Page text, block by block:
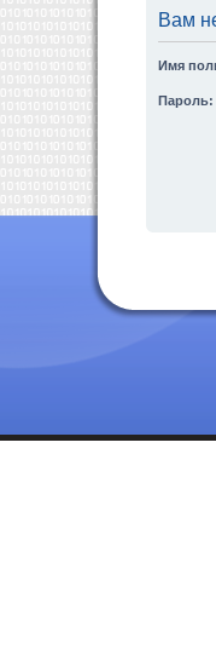
Вам
Имя
Пароль: